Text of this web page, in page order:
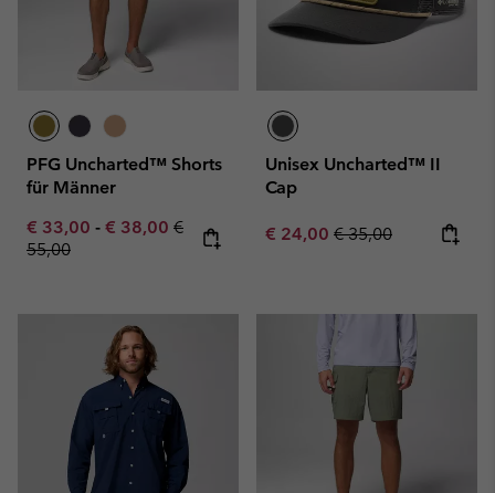
PFG Uncharted™ Shorts
für Männer
Minimum sale price:
€ 33,00 - Maximum sale price:
€ 38,00 Regular price:
€
55,00
Unisex Uncharted™ II
Cap
Sale price:
€ 24,00 Regular price:
€ 35,00